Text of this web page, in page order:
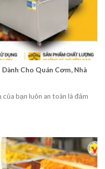
Cho Quán Cơm, Nhà
bạn luôn an toàn là đảm